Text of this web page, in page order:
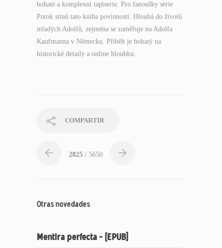
bohaté a komplexní tapiserie. Pro fanoušky série
Potok stínů tato kniha povinností. Hloubá do životů
mladých Adolfů, zejména se zaměřuje na Adolfa
Kaufmanna v Německu. Příběh je bohatý na
historické detaily a online hloubku.
COMPARTIR
2825 / 5650
Otras novedades
Mentira perfecta – [EPUB]